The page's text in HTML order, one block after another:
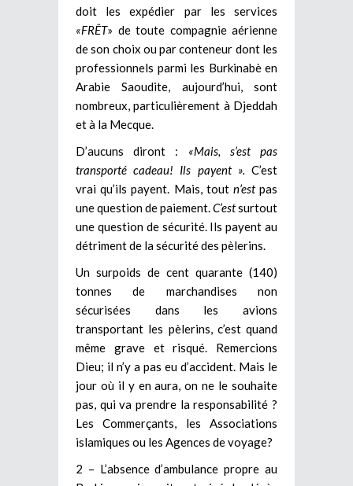
doit les expédier par les services
«FRÊT» de toute compagnie aérienne
de son choix ou par conteneur dont les
professionnels parmi les Burkinabè en
Arabie Saoudite, aujourd’hui, sont
nombreux, particulièrement à Djeddah
et à la Mecque.
D’aucuns diront : «Mais, s’est pas
transporté cadeau! Ils payent ».
C’est
vrai qu’ils payent. Mais, tout n’estpas
une question de paiement. C’estsurtout
une question de sécurité. Ils payent au
détriment de la sécurité des pèlerins.
Un surpoids de cent quarante (140)
tonnes de marchandises non
sécurisées dans les avions
transportant les pèlerins, c’est quand
même grave et risqué. Remercions
Dieu; il n’y a pas eu d’accident. Mais le
jour où il y en aura, on ne le souhaite
pas, qui va prendre la responsabilité ?
Les Commerçants, les Associations
islamiques ou les Agences de voyage?
2 – L’absence d’ambulance propre au